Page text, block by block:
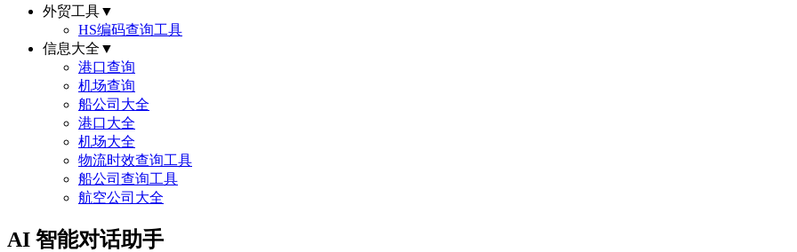
外贸工具▼
HS编码查询工具
信息大全 ▼
港口查询
机场查询
船公司大全
港口大全
机场大全
物流时效查询工具
船公司查询工具
航空公司大全
AI 智能对话助手